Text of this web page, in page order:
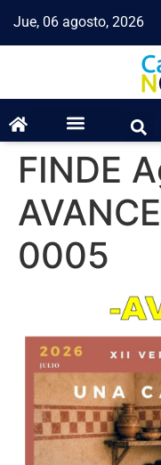
Jue, 06 agosto, 2026
FINDE
0005